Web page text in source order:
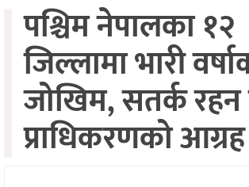
अर्थतन्त्र
स्वास्थ्य
अन्तर्राष्ट्रिय
मनोरन्जन
अन्तरवार्ता/
पश्चिम नेपालका १२
जिल्लामा भारी
जोखिम, सतर्क रहन
प्राधिकरणको आग्रह